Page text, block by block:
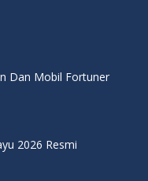
Dan Mobil Fortuner
2026 Resmi